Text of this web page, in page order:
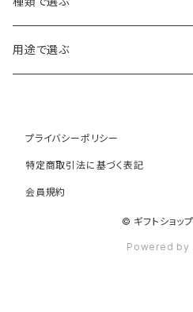
プリザーブドフラワー
レインボー入りフラワーアレンジメント
フラワーアレンジメント
ドライフラワー
ソープフラワー
用途で選ぶ
Family：ご両親兄弟姉妹祖父母日
Wedding ：結婚式 結婚記念日 両
Baby:命名 メモリアルギフト 新しい
プライバシーポリシー
特定商取引法に基づく表記
会員規約
© ギフトショッ
Powered by